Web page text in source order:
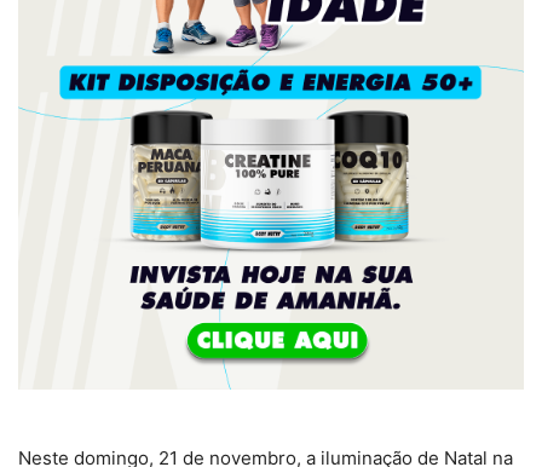
Neste domingo, 21 de novembro, a iluminação de Natal na